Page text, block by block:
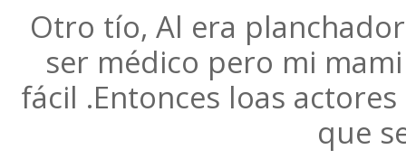
Otro tío, Al era
ser médico pero mi
fácil .Entonces loas
que